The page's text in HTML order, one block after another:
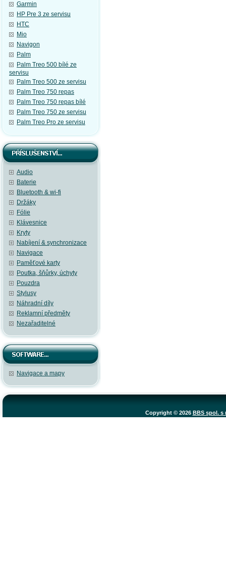
Garmin
HP Pre 3 ze servisu
HTC
Mio
Navigon
Palm
Palm Treo 500 bílé ze
servisu
Palm Treo 500 ze servisu
Palm Treo 750 repas
Palm Treo 750 repas bílé
Palm Treo 750 ze servisu
Palm Treo Pro ze servisu
Audio
Baterie
Bluetooth & wi-fi
Držáky
Fólie
Klávesnice
Kryty
Nabíjení & synchronizace
Navigace
Paměťové karty
Poutka, šňůrky, úchyty
Pouzdra
Stylusy
Náhradní díly
Reklamní předměty
Nezařaditelné
Navigace a mapy
Copyright © 2026 BBS spol. s